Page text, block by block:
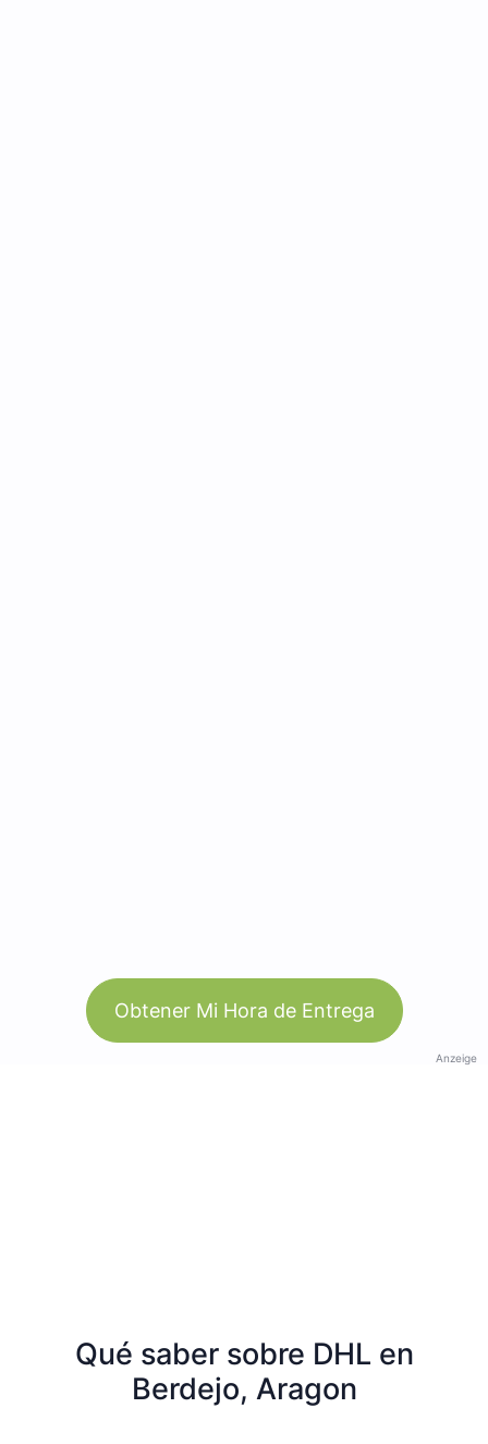
Obtener Mi Hora de Entrega
Anzeige
Qué saber sobre DHL en
Berdejo, Aragon